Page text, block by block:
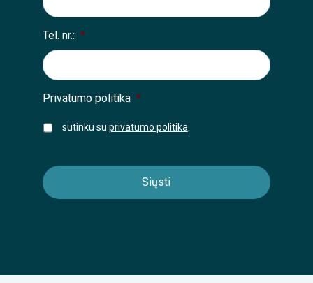
Tel. nr.: *
Privatumo politika *
sutinku su privatumo politika